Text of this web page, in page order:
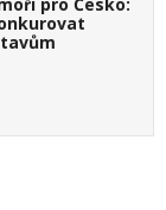
pro Česko: